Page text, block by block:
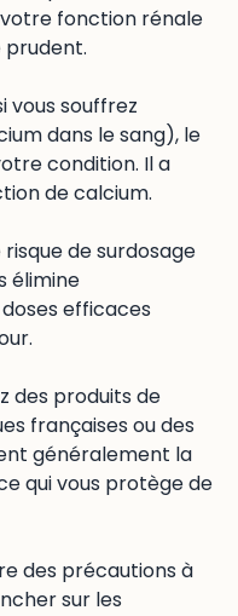
fonction rénale
prudent.
vous souffrez
dans le sang), le
condition. Il a
de calcium.
risque de surdosage
élimine
efficaces
des produits de
françaises ou des
généralement la
qui vous protège de
des précautions à
sur les